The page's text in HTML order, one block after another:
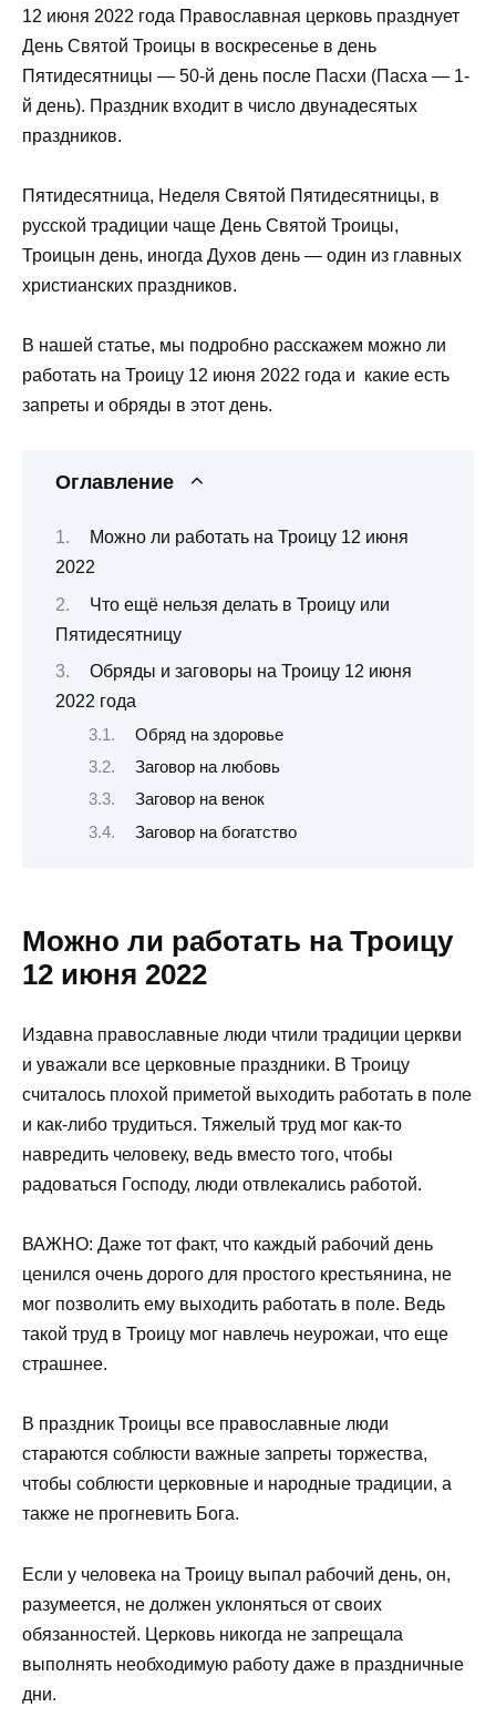
12 июня 2022 года Православная церковь празднует
День Святой Троицы в воскресенье в день
Пятидесятницы — 50-й день после Пасхи (Пасха — 1-
й день). Праздник входит в число двунадесятых
праздников.
Пятидесятница, Неделя Святой Пятидесятницы, в
русской традиции чаще День Святой Троицы,
Троицын день, иногда Духов день — один из главных
христианских праздников.
В нашей статье, мы подробно расскажем можно ли
работать на Троицу 12 июня 2022 года и какие есть
запреты и обряды в этот день.
Оглавление
Можно ли работать на Троицу 12 июня
2022
Что ещё нельзя делать в Троицу или
Пятидесятницу
Обряды и заговоры на Троицу 12 июня
2022 года
Обряд на здоровье
Заговор на любовь
Заговор на венок
Заговор на богатство
Можно ли работать на Троицу
12 июня 2022
Издавна православные люди чтили традиции церкви
и уважали все церковные праздники. В Троицу
считалось плохой приметой выходить работать в поле
и как-либо трудиться. Тяжелый труд мог как-то
навредить человеку, ведь вместо того, чтобы
радоваться Господу, люди отвлекались работой.
ВАЖНО: Даже тот факт, что каждый рабочий день
ценился очень дорого для простого крестьянина, не
мог позволить ему выходить работать в поле. Ведь
такой труд в Троицу мог навлечь неурожаи, что еще
страшнее.
В праздник Троицы все православные люди
стараются соблюсти важные запреты торжества,
чтобы соблюсти церковные и народные традиции, а
также не прогневить Бога.
Если у человека на Троицу выпал рабочий день, он,
разумеется, не должен уклоняться от своих
обязанностей. Церковь никогда не запрещала
выполнять необходимую работу даже в праздничные
дни.